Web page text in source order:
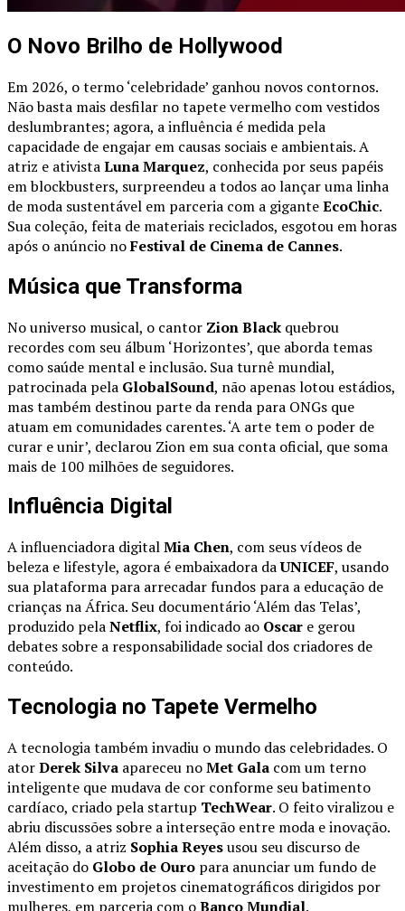
O Novo Brilho de Hollywood
Em 2026, o termo ‘celebridade’ ganhou novos contornos.
Não basta mais desfilar no tapete vermelho com vestidos
deslumbrantes; agora, a influência é medida pela
capacidade de engajar em causas sociais e ambientais. A
atriz e ativistaLuna Marquez, conhecida por seus papéis
em blockbusters, surpreendeu a todos ao lançar uma linha
de moda sustentável em parceria com a giganteEcoChic.
Sua coleção, feita de materiais reciclados, esgotou em horas
após o anúncio noFestival de Cinema de Cannes.
Música que Transforma
No universo musical, o cantor Zion Black quebrou
recordes com seu álbum ‘Horizontes’, que aborda temas
como saúde mental e inclusão. Sua turnê mundial,
patrocinada pela GlobalSound, não apenas lotou estádios,
mas também destinou parte da renda para ONGs que
atuam em comunidades carentes. ‘A arte tem o poder de
curar e unir’, declarou Zion em sua conta oficial, que soma
mais de 100 milhões de seguidores.
Influência Digital
A influenciadora digitalMia Chen, com seus vídeos de
beleza e lifestyle, agora é embaixadora daUNICEF, usando
sua plataforma para arrecadar fundos para a educação de
crianças na África. Seu documentário ‘Além das Telas’,
produzido pelaNetflix, foi indicado ao Oscar e gerou
debates sobre a responsabilidade social dos criadores de
conteúdo.
Tecnologia no Tapete Vermelho
A tecnologia também invadiu o mundo das celebridades. O
atorDerek Silva apareceu noMet Gala com um terno
inteligente que mudava de cor conforme seu batimento
cardíaco, criado pela startup TechWear. O feito viralizou e
abriu discussões sobre a interseção entre moda e inovação.
Além disso, a atriz Sophia Reyesusou seu discurso de
aceitação do Globo de Ouro para anunciar um fundo de
investimento em projetos cinematográficos dirigidos por
mulheres, em parceria com oBanco Mundial.